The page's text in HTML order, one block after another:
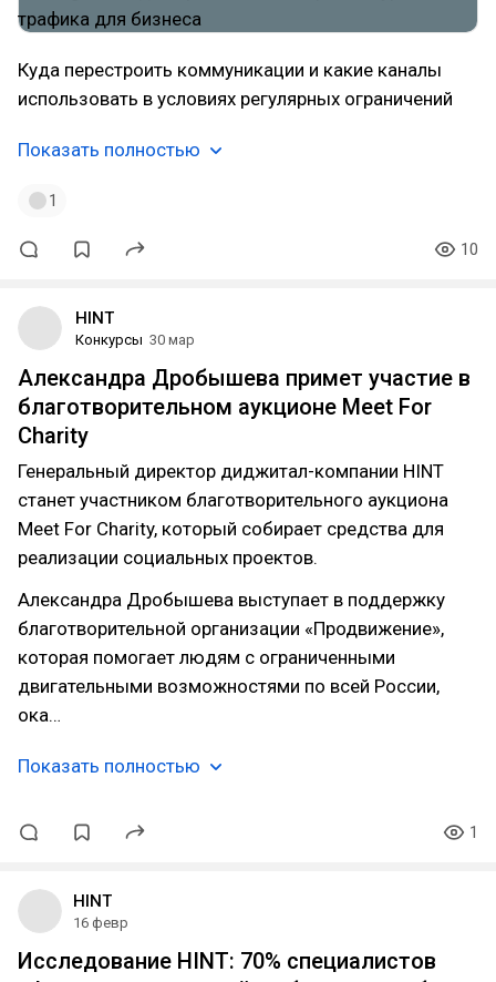
Куда перестроить коммуникации и какие каналы
использовать в условиях регулярных ограничений
Показать полностью
1
10
HINT
Конкурсы 30 мар
Александра Дробышева примет участие в
благотворительном аукционе Meet For
Charity
Генеральный директор диджитал-компании HINT
станет участником благотворительного аукциона
Meet For Charity, который собирает средства для
реализации социальных проектов.
Александра Дробышева выступает в поддержку
благотворительной организации «Продвижение»,
которая помогает людям с ограниченными
двигательными возможностями по всей России,
ока…
Показать полностью
1
HINT
16 февр
Исследование HINT: 70% специалистов